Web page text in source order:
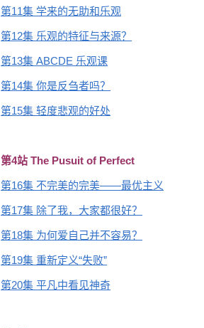
第11集 学来的无助和乐观
第12集 乐观的特征与来源？
第13集 ABCDE 乐观课
第14集 你是反刍者吗？
第15集 轻度悲观的好处
第4站 The Pusuit of Perfect
第16集 不完美的完美——最优主义
第17集 除了我，大家都很好？
第18集 为何爱自己并不容易？
第19集 重新定义“失败”
第20集 平凡中看见神奇